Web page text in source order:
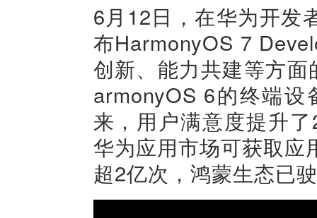
6月12日，在华为开发
布HarmonyOS 7
创新、能力共建等方
armonyOS 6的终端
来，用户满意度提升
华为应用市场可获取应
超2亿次，鸿蒙生态已